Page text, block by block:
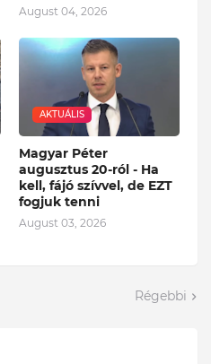
August 04, 2026
AKTUÁLIS
Magyar Péter
augusztus 20-ról - Ha
kell, fájó szívvel, de EZT
fogjuk tenni
August 03, 2026
Régebbi